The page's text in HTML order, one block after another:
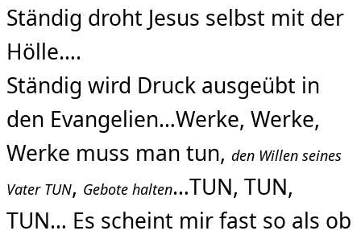
Ständig droht Jesus selbst mit der
Hölle….
Ständig wird Druck ausgeübt in
den Evangelien…Werke, Werke,
Werke muss man tun, den Willen seines
Vater TUN, Gebote halten…TUN, TUN,
TUN… Es scheint mir fast so als ob